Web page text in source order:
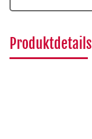
Produktdetails